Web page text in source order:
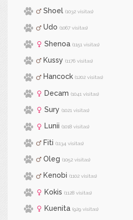
Shoel (1032 visitas)
Udo (1067 visitas)
Shenoa (1151 visitas)
Kussy (1176 visitas)
Hancock (1202 visitas)
Decam (1041 visitas)
Sury (1021 visitas)
Lunii (1018 visitas)
Fiti (1134 visitas)
Oleg (1052 visitas)
Kenobi (1102 visitas)
Kokis (1128 visitas)
Kuenita (929 visitas)